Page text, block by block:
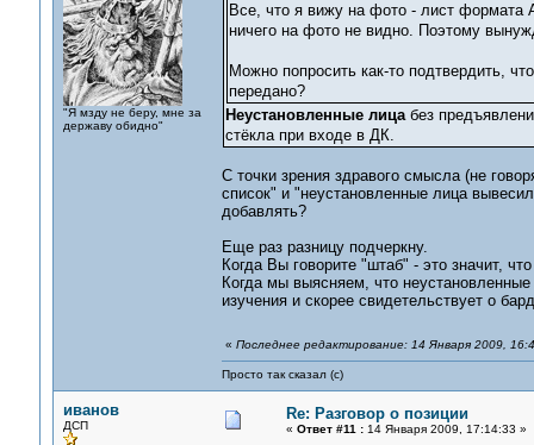
"Я мзду не беру, мне за
державу обидно"
Все, что я вижу на фото - лист формата
ничего на фото не видно. Поэтому
Можно попросить как-то подтвердить,
передано?
Неустановленные лицабез
стёкла при входе в ДК.
С точки зрения здравого смысла (не
список" и "неустановленные лица
добавлять?
Еще раз разницу подчеркну.
Когда Вы говорите "штаб" - это значит,
Когда мы выясняем, что
изучения и скорее свидетельствует о
« Последнее редактирование: 14 Января 2009,
Просто так сказал (с)
иванов
ДСП
Re: Разговор о позиции
« Ответ #11 :14 Января 2009, 17:14:33 »